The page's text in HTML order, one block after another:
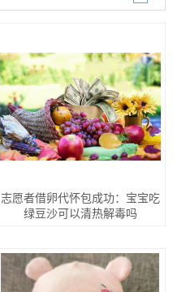
志愿者借卵代怀包成功：宝宝吃
绿豆沙可以清热解毒吗